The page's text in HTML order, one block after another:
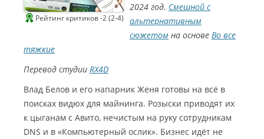
Рейтинг критиков -2 (2-4)
2024 год. Смешной с
альтернативным
сюжетом на основе Во все
тяжкие
Перевод студии RX4D
Влад Белов и его напарник Женя готовы на всё в
поисках видюх для майнинга. Розыски приводят их
к цыганам с Авито, нечистым на руку сотрудникам
DNS и в «Компьютерный ослик». Бизнес идёт не